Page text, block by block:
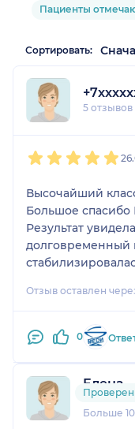
Пациенты
Сортировать:
5 отзывов
Высочайший
Большое
Результат
долговременный
Отзыв оставлен
0
Елена
30
Больше